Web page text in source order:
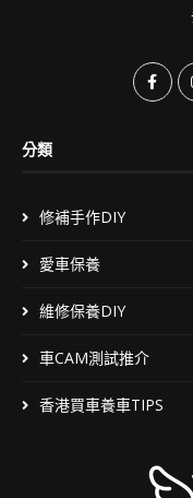
分類
修補手作DIY
愛車保養
維修保養DIY
車CAM測試推介
香港買車養車TIPS